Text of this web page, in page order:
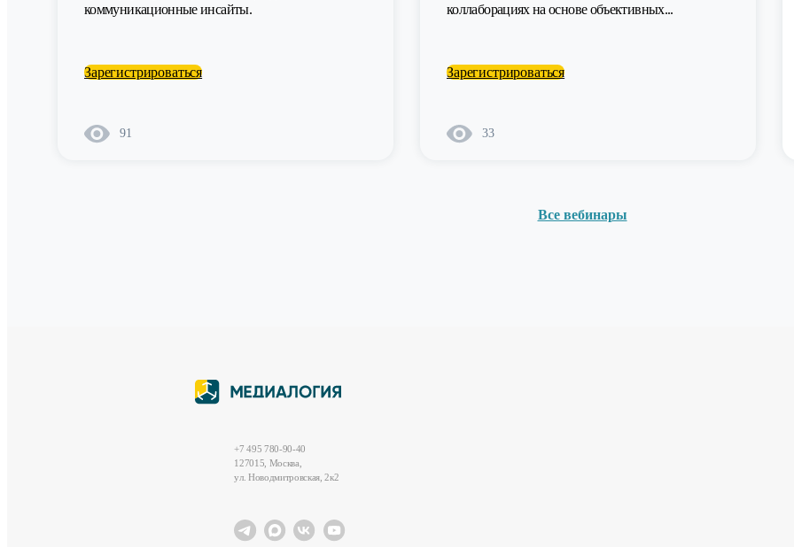
коммуникационные инсайты.
Зарегистрироваться
91
коллаборациях на основе объективных...
Зарегистрироваться
33
Все вебинары
+7 495 780-90-40
127015, Москва,
ул. Новодмитровская, 2к2